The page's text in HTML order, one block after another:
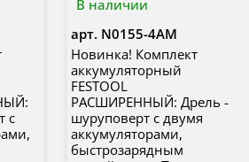
с
В наличии
арт. N0155-4AM
Новинка! Комплект
аккумуляторный
FESTOOL
РАСШИРЕННЫЙ: Дрель -
шуруповерт с двумя
аккумуляторами,
быстрозарядным